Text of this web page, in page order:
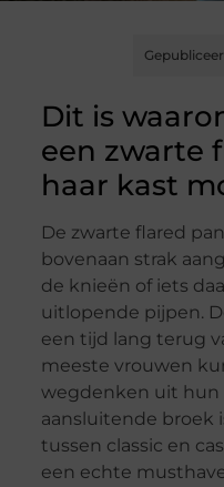
Dit is
een zwarte
haar kast
De zwarte flared
bovenaan strak
de knieën of iets
uitlopende pijpen.
een tijd lang terug
meeste vrouwen
wegdenken uit hun
aansluitende broek
tussen classic en
een echte